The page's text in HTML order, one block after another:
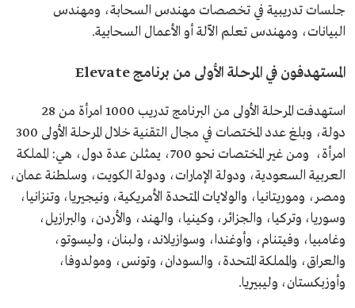
جلسات تدريبية في تخصصات مهندس السحابة، ومهندس
البيانات، ومهندس تعلم الآلة أو الأعمال السحابية.
المستهدفون في المرحلة الأولى من برنامج Elevate
استهدفت المرحلة الأولى من البرنامج تدريب 1000 امرأة من 28
دولة، وبلغ عدد المختصات في مجال التقنية خلال المرحلة الأولى 300
امرأة، ومن غير المختصات نحو 700، يمثلن عدة دول، هي: المملكة
العربية السعودية، ودولة الإمارات، ودولة الكويت، وسلطنة عمان،
ومصر، وموريتانيا، والولايات المتحدة الأمريكية، ونيجيريا، وتنزانيا،
وسوريا، وتركيا، والجزائر، وكينيا، والهند، والأردن، والبرازيل،
وغامبيا، وفيتنام، وأوغندا، وسوازيلاند، ولبنان، وليسوتو،
والعراق، والمملكة المتحدة، والسودان، وتونس، ومولدوفا،
وأوزبكستان، وليبيريا.